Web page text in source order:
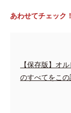
あわせてチェック！
【保存版】オ
のすべてをこ